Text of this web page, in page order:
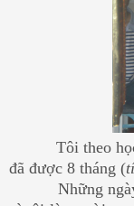
Tôi theo học
đã được 8 tháng (
Những